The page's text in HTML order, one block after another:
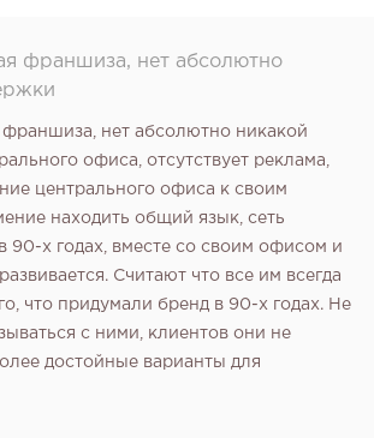
франшиза, нет абсолютно
франшиза, нет абсолютно никакой
офиса, отсутствует реклама,
центрального офиса к своим
находить общий язык, сеть
90-х годах, вместе со своим офисом и
Считают что все им всегда
что придумали бренд в 90-х годах. Не
с ними, клиентов они не
достойные варианты для